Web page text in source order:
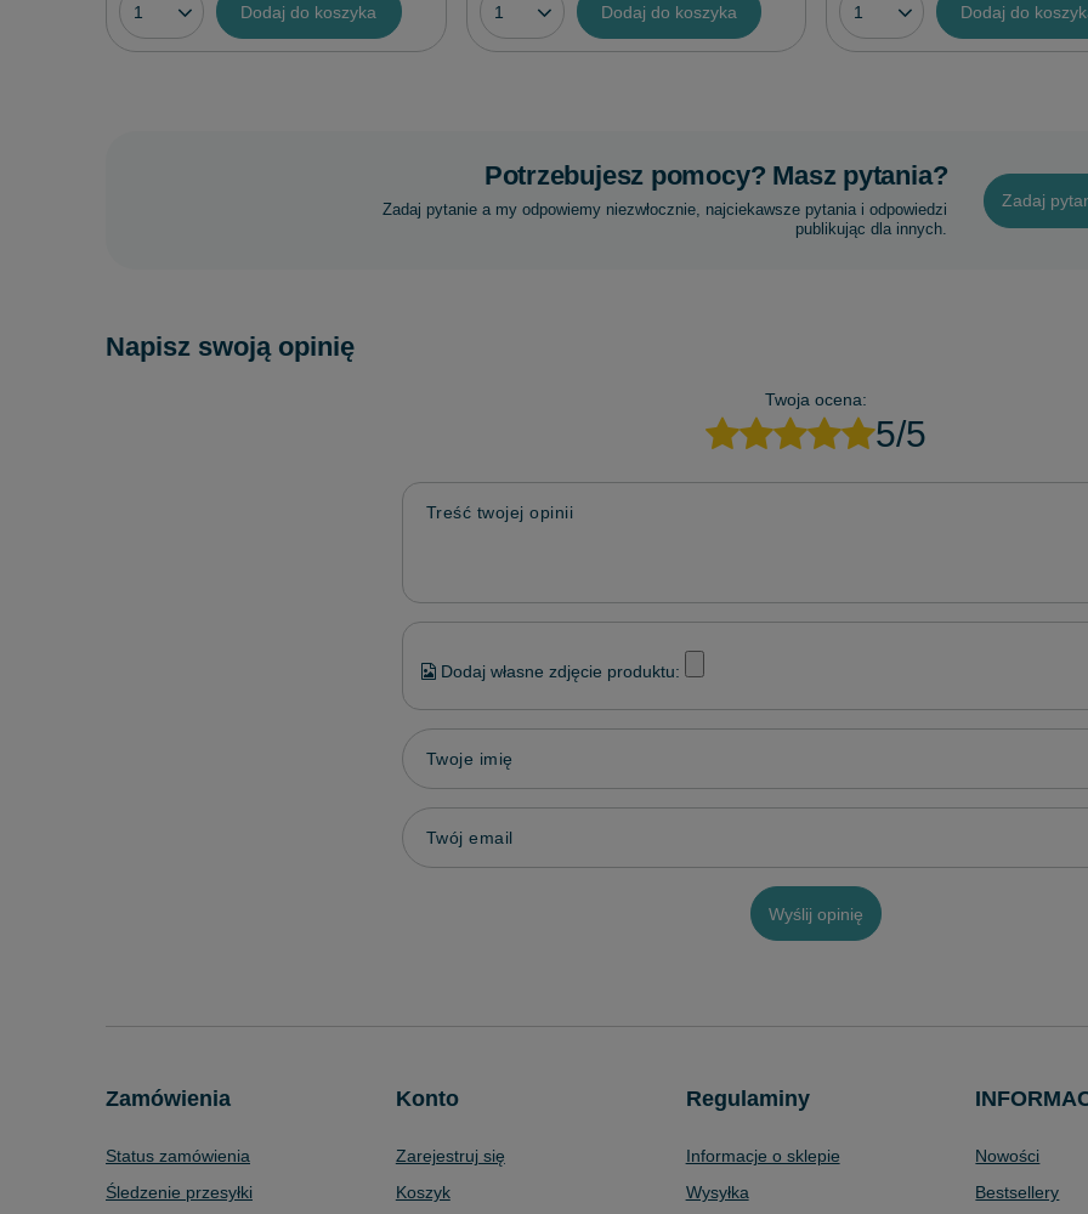
Dodaj do koszyka Dodaj do koszyka Dodaj do
Potrzebujesz pomocy? Masz pytania?
Zadaj pytanie a my odpowiemy niezwłocznie, najciekawsze pytania i odpowiedzi
publikując dla innych.
Zadaj
Napisz swoją opinię
Twoja ocena:
5/5
Treść twojej opinii
Dodaj własne zdjęcie produktu:
Twoje imię
Twój email
Wyślij opinię
Zamówienia
Status zamówienia
Śledzenie przesyłki
Konto
Zarejestruj się
Koszyk
Regulaminy
Informacje o sklepie
Wysyłka
Nowości
Bestsellery